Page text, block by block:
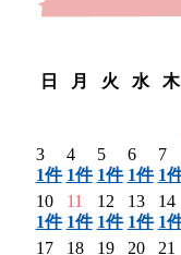
日
月 火 水 木
3
1件
4
1件
5
1件
6
1件
7
1
10
1件
11
1件
12
1件
13
1件
14
1
17
18
19
20
21